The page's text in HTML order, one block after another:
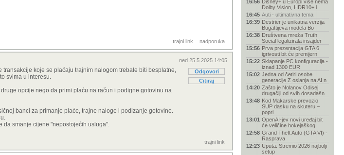
trajni link nadporuka
ned 25.5.2025 14:05
Odgovori
Citiraj
koje se plaćaju trajnim nalogom trebale biti besplatne,
svima u interesu.
opcije nego da primi plaću na račun i podigne gotovinu na
banci za primanje plaće, trajne naloge i podizanje gotovine.
da smanje cijene "nepostojećih usluga".
trajni link
16:56 Disney+ u Europi više nema
Dolby Vision, HDR10+ i
16:45 Auti - ultimativna tema
16:39 Destrier je unikatna verzija
Bugattijeva modela Bo
16:38 Društvena mreža Truth
Social legalizirala insajder
15:56 Prva prezentacija GTA 6
igrivosti bit će premijern
15:22 Sklapanje PC konfiguracija -
iznad 1300 EUR
15:02 Jedna od četiri osobe
generacije Z oslanja na AI n
14:20 Zašto je Nolanov Odisej
drugačiji od svih dosadašn
13:48 Kod Makarske prevozio
SUP dasku na skuteru –
popri
13:01 OpenAI-jev novi uređaj bit
će veličine hokejaškog
12:58 Grand Theft Auto (GTA VI) -
Rasprava
12:23 Uputa: Stremio 2026 najbolji
setup